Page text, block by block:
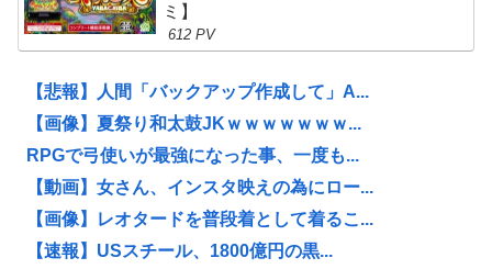
ミ】
612 PV
【悲報】人間「バックアップ作成して」A...
【画像】夏祭り和太鼓JKｗｗｗｗｗｗｗ...
RPGで弓使いが最強になった事、一度も...
【動画】女さん、インスタ映えの為にロー...
【画像】レオタードを普段着として着るこ...
【速報】USスチール、1800億円の黒...